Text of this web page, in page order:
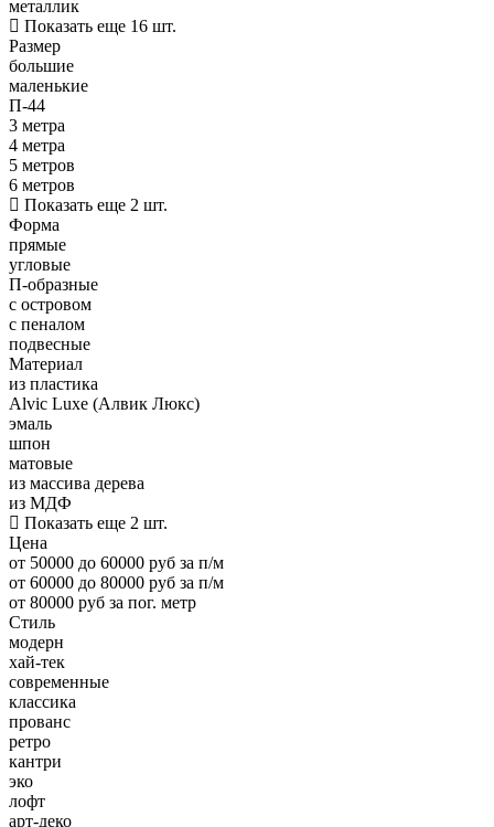
металлик
Показать еще 16 шт.
Размер
большие
маленькие
П-44
3 метра
4 метра
5 метров
6 метров
Показать еще 2 шт.
Форма
прямые
угловые
П-образные
с островом
с пеналом
подвесные
Материал
из пластика
Alvic Luxe (Алвик Люкс)
эмаль
шпон
матовые
из массива дерева
из МДФ
Показать еще 2 шт.
Цена
от 50000 до 60000 руб за п/м
от 60000 до 80000 руб за п/м
от 80000 руб за пог. метр
Стиль
модерн
хай-тек
современные
классика
прованс
ретро
кантри
эко
лофт
арт-деко